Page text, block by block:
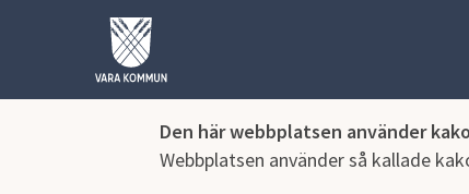
Den här webbplatsen använder
Webbplatsen använder så kallade